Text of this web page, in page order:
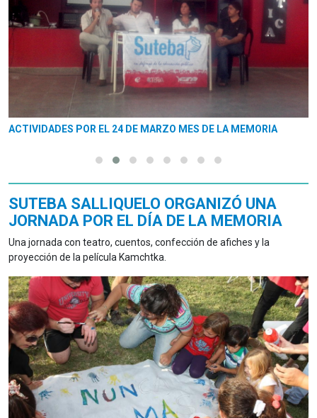
ACTIVIDADES POR EL 24 DE MARZO MES DE LA MEMORIA
SUTEBA SALLIQUELO ORGANIZÓ UNA
JORNADA POR EL DÍA DE LA MEMORIA
Una jornada con teatro, cuentos, confección de afiches y la
proyección de la película Kamchtka.